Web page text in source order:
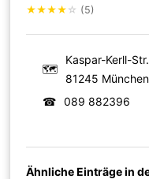
★★★★ ☆ (5)
🗺
Kaspar-Kerll-
81245 München
☎
089 882396
Ähnliche Einträge in